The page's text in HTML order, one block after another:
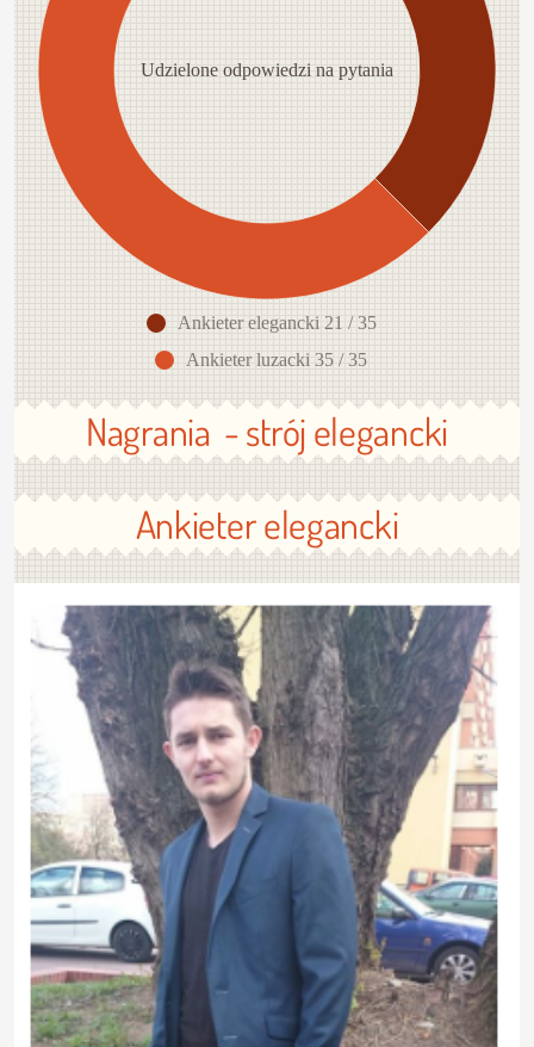
Udzielone odpowiedzi na pytania
Ankieter elegancki 21 / 35
Ankieter luzacki 35 / 35
Nagrania - strój elegancki
Ankieter elegancki